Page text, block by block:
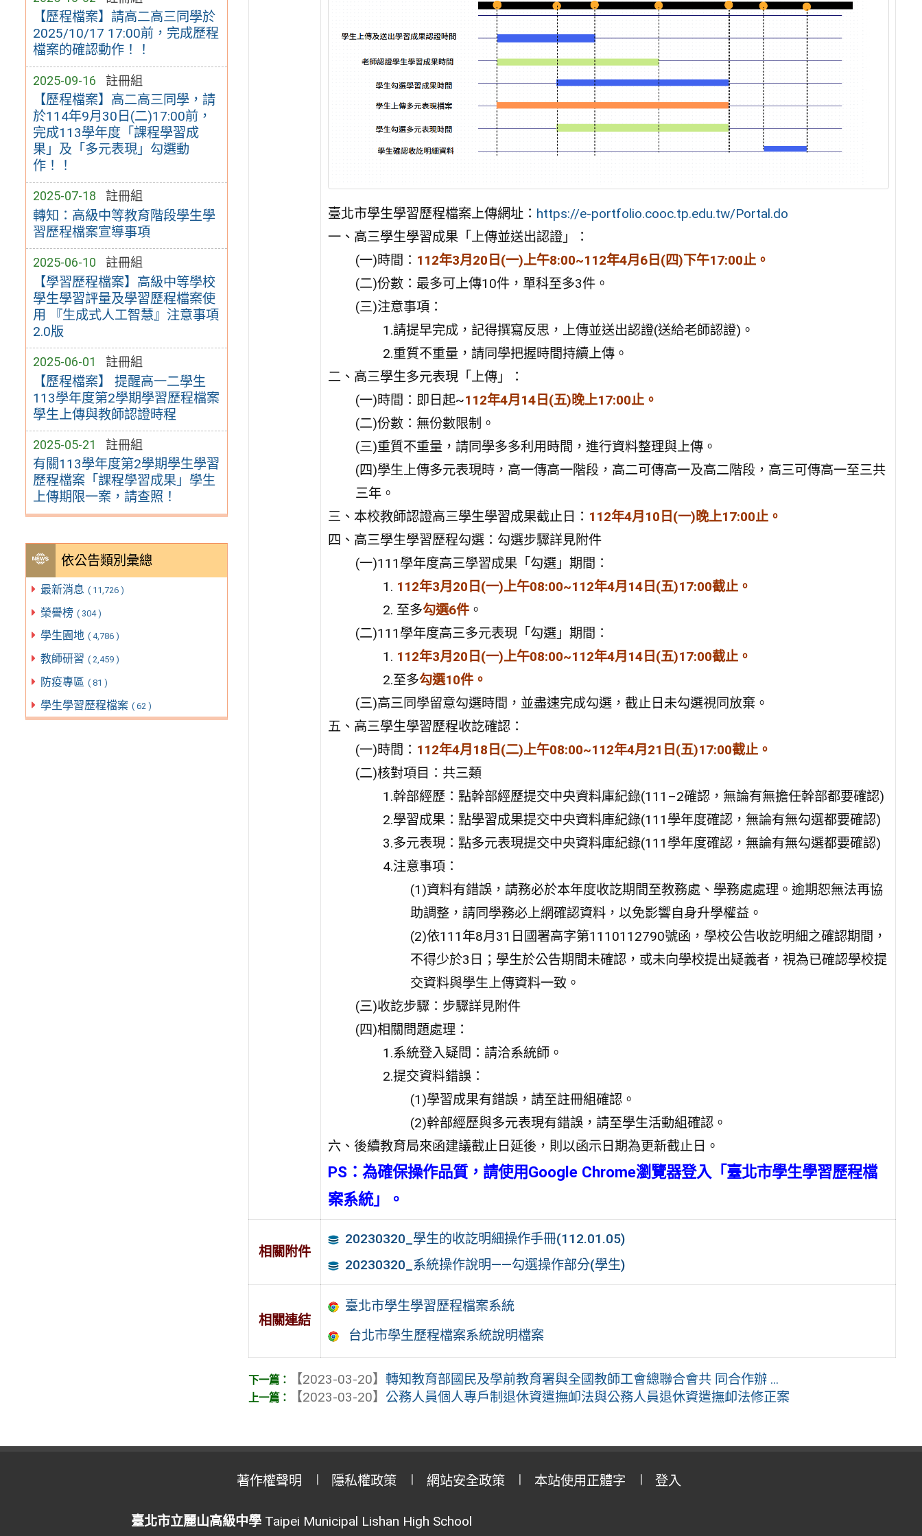
【歷程檔案】請高二高三同學於
2025/10/17 17:00前，完成歷程
檔案的確認動作！！
2025-09-16 註冊組
【歷程檔案】高二高三同學，請
於114年9月30日(二)17:00前，
完成113學年度「課程學習成
果」及「多元表現」勾選動
作！！
2025-07-18 註冊組
轉知：高級中等教育階段學生學
習歷程檔案宣導事項
2025-06-10 註冊組
【學習歷程檔案】高級中等學校
學生學習評量及學習歷程檔案使
用 『生成式人工智慧』注意事項
2.0版
2025-06-01 註冊組
【歷程檔案】 提醒高一二學生
113學年度第2學期學習歷程檔案
學生上傳與教師認證時程
2025-05-21 註冊組
有關113學年度第2學期學生學習
歷程檔案「課程學習成果」學生
上傳期限一案，請查照！
依公告類別彙總
最新消息 ( 11,726 )
榮譽榜 ( 304 )
學生園地 ( 4,786 )
教師研習 ( 2,459 )
防疫專區 ( 81 )
學生學習歷程檔案 ( 62 )
臺北市學生學習歷程檔案上傳網址： https://e-portfolio.cooc.tp.edu.tw/Portal.do
一、高三學生學習成果「上傳並送出認證」：
(一)時間： 112年3月20日(一)上午8:00~112年4月6日(四)下午17:00止。
(二)份數：最多可上傳10件，單科至多3件。
(三)注意事項：
1.請提早完成，記得撰寫反思，上傳並送出認證(送給老師認證)。
2.重質不重量，請同學把握時間持續上傳。
二、高三學生多元表現「上傳」：
(一)時間：即日起~112年4月14日(五)晚上17:00止。
(二)份數：無份數限制。
(三)重質不重量，請同學多多利用時間，進行資料整理與上傳。
(四)學生上傳多元表現時，高一傳高一階段，高二可傳高一及高二階段，高三可傳高一至三共
三年。
三、本校教師認證高三學生學習成果截止日： 112年4月10日(一)晚上17:00止。
四、高三學生學習歷程勾選：勾選步驟詳見附件
(一)111學年度高三學習成果「勾選」期間：
1. 112年3月20日(一)上午08:00~112年4月14日(五)17:00截止。
2. 至多勾選6件。
(二)111學年度高三多元表現「勾選」期間：
1. 112年3月20日(一)上午08:00~112年4月14日(五)17:00截止。
2.至多勾選10件。
(三)高三同學留意勾選時間，並盡速完成勾選，截止日未勾選視同放棄。
五、高三學生學習歷程收訖確認：
(一)時間： 112年4月18日(二)上午08:00~112年4月21日(五)17:00截止。
(二)核對項目：共三類
1.幹部經歷：點幹部經歷提交中央資料庫紀錄(111–2確認，無論有無擔任幹部都要確認)
2.學習成果：點學習成果提交中央資料庫紀錄(111學年度確認，無論有無勾選都要確認)
3.多元表現：點多元表現提交中央資料庫紀錄(111學年度確認，無論有無勾選都要確認)
4.注意事項：
(1)資料有錯誤，請務必於本年度收訖期間至教務處、學務處處理。逾期恕無法再協
助調整，請同學務必上網確認資料，以免影響自身升學權益。
(2)依111年8月31日國署高字第1110112790號函，學校公告收訖明細之確認期間，
不得少於3日；學生於公告期間未確認，或未向學校提出疑義者，視為已確認學校提
交資料與學生上傳資料一致。
(三)收訖步驟：步驟詳見附件
(四)相關問題處理：
1.系統登入疑問：請洽系統師。
2.提交資料錯誤：
(1)學習成果有錯誤，請至註冊組確認。
(2)幹部經歷與多元表現有錯誤，請至學生活動組確認。
六、後續教育局來函建議截止日延後，則以函示日期為更新截止日。
PS：為確保操作品質，請使用Google Chrome瀏覽器登入「臺北市學生學習歷程檔
案系統」。
相關附件
20230320_學生的收訖明細操作手冊(112.01.05)
20230320_系統操作說明——勾選操作部分(學生)
相關連結
臺北市學生學習歷程檔案系統
台北市學生歷程檔案系統說明檔案
【2023-03-20】轉知教育部國民及學前教育署與全國教師工會總聯合會共 同合作辦 ...
【2023-03-20】 公務人員個人專戶制退休資遣撫卹法與公務人員退休資遣撫卹法修正案
著作權聲明 隱私權政策 網站安全政策 本站使用正體字 登入
臺北市立麗山高級中學Taipei Municipal Lishan High School